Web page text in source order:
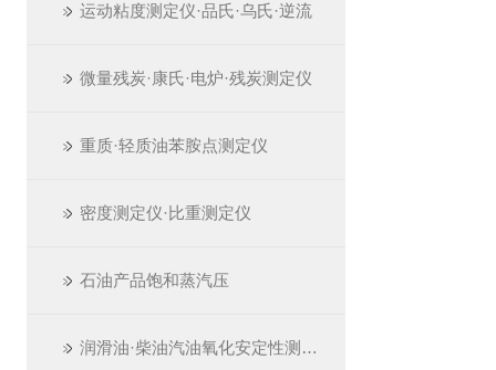
运动粘度测定仪·品氏·乌氏·逆流
微量残炭·康氏·电炉·残炭测定仪
重质·轻质油苯胺点测定仪
密度测定仪·比重测定仪
石油产品饱和蒸汽压
润滑油·柴油汽油氧化安定性测定仪